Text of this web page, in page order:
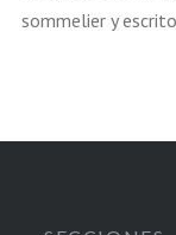
sommelier y